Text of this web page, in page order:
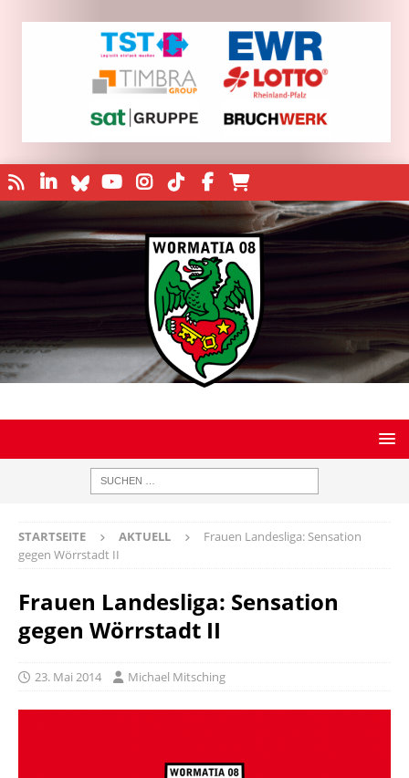
STARTSEITE AKTUELL
Frauen Landesliga: Sensation
gegen Wörrstadt II
Frauen Landesliga: Sensation
gegen Wörrstadt II
23. Mai 2014 Michael Mitsching